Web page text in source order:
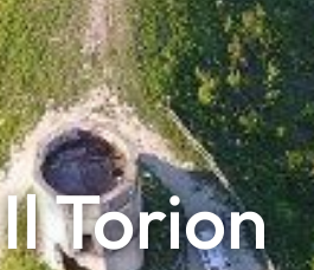
Il Torion